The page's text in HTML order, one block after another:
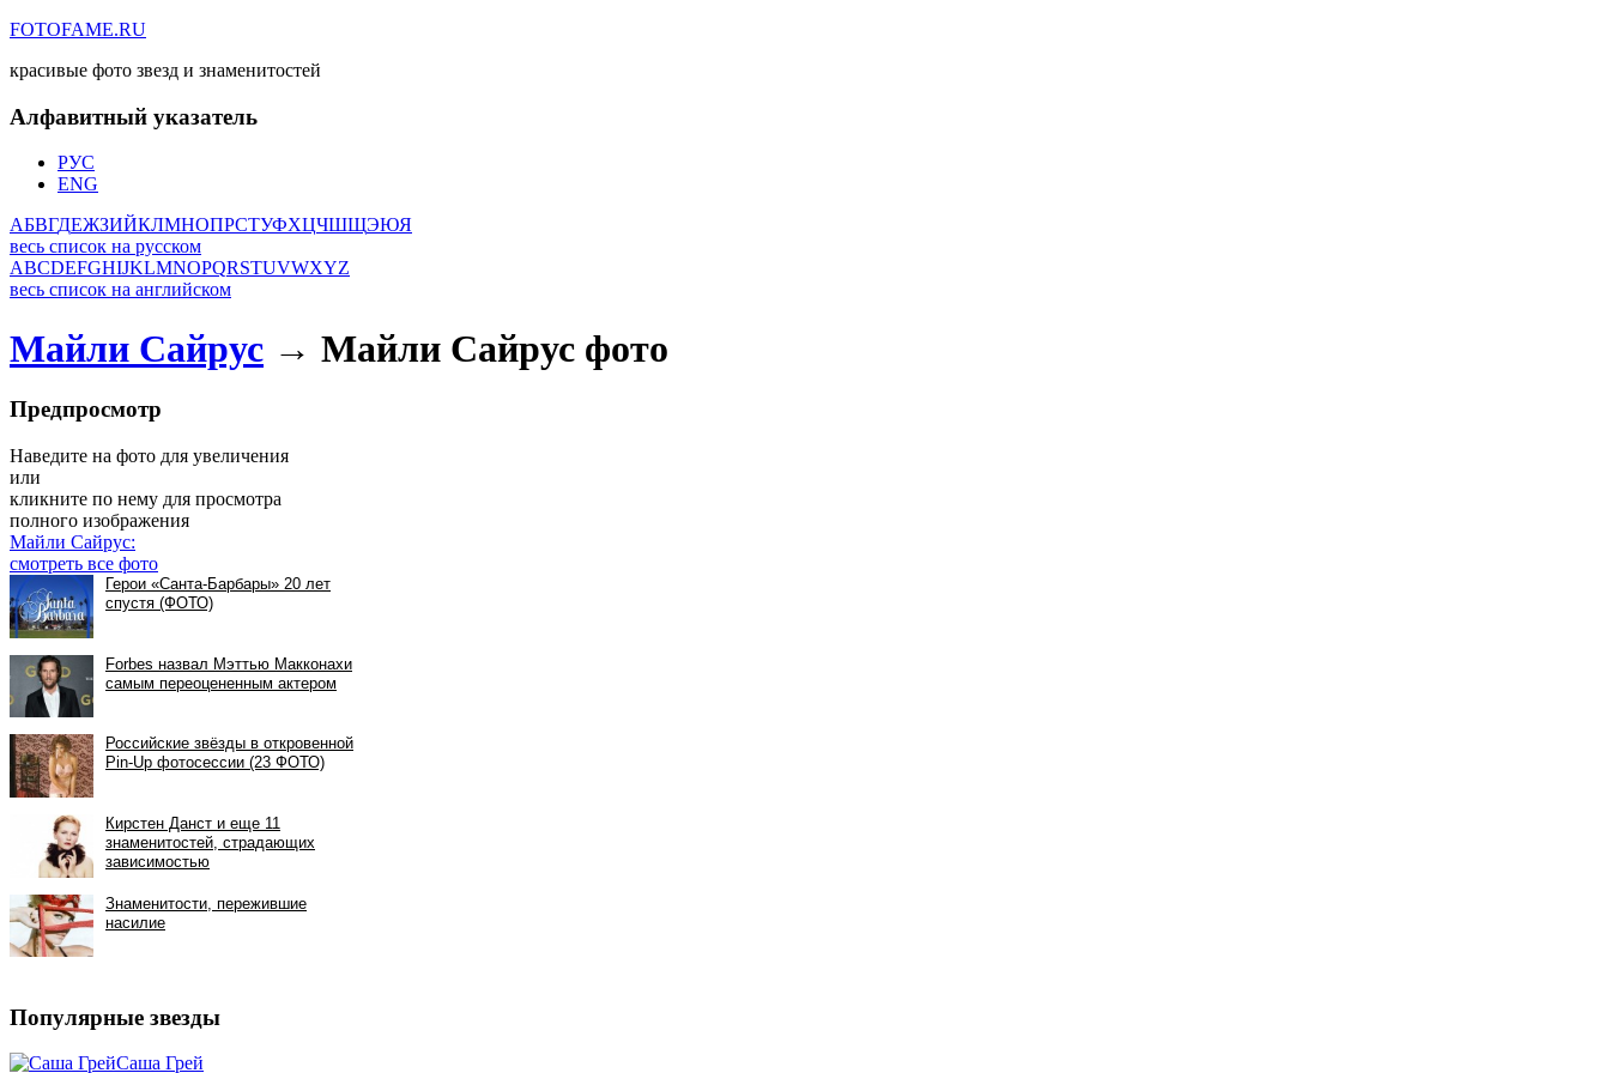
FOTOFAME.RU
красивые фото звезд и знаменитостей
Алфавитный указатель
РУС
ENG
АБВГДЕЖЗИЙКЛМНОПРСТУФХЦЧШЩЭЮЯ
весь список на русском
ABCDEFGHIJKLMNOPQRSTUVWXYZ
весь список на английском
Майли Сайрус → Майли Сайрус фото
Предпросмотр
Наведите на фото для увеличения
или
кликните по нему для просмотра
полного изображения
Майли Сайрус:
смотреть все фото
Популярные звезды
Саша Грей